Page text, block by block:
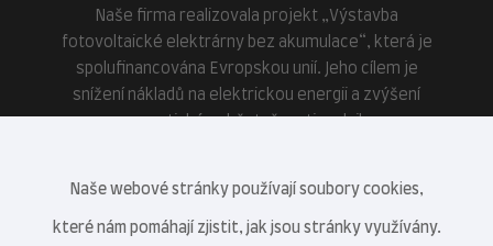
Naše firma realizovala projekt „Výstavba
fotovoltaické elektrárny bez akumulace“, která je
spolufinancována Evropskou unií. Jeho cílem je
snížení nákladů na elektrickou energii a zvýšení
Naše webové stránky používají soubory cookies,
které nám pomáhají zjistit, jak jsou stránky využívány.